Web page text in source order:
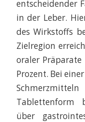
entscheidender
in der Leber.
des Wirkstoffs
Zielregion
oraler
Prozent. Bei
Tablettenform
über